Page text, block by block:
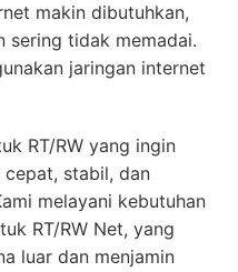
makin dibutuhkan,
sering tidak memadai.
jaringan internet
RT/RW yang ingin
cepat, stabil, dan
melayani kebutuhan
RT/RW Net, yang
luar dan menjamin